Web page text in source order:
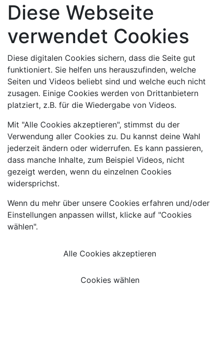
Diese Webseite
verwendet Cookies
Diese digitalen Cookies sichern, dass die Seite gut
funktioniert. Sie helfen uns herauszufinden, welche
Seiten und Videos beliebt sind und welche euch nicht
zusagen. Einige Cookies werden von Drittanbietern
platziert, z.B. für die Wiedergabe von Videos.
Mit "Alle Cookies akzeptieren", stimmst du der
Verwendung aller Cookies zu. Du kannst deine Wahl
jederzeit ändern oder widerrufen. Es kann passieren,
dass manche Inhalte, zum Beispiel Videos, nicht
gezeigt werden, wenn du einzelnen Cookies
widersprichst.
Wenn du mehr über unsere Cookies erfahren und/oder
Einstellungen anpassen willst, klicke auf "Cookies
wählen".
Alle Cookies akzeptieren
Cookies wählen